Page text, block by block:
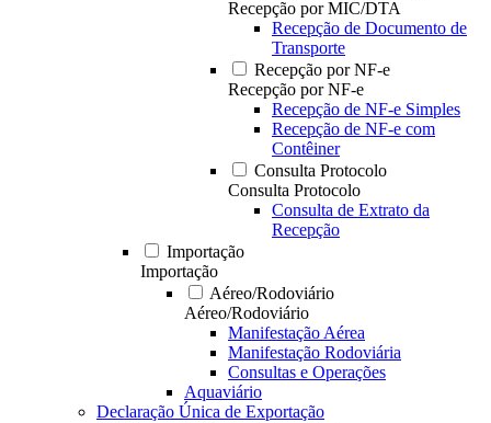
Recepção por MIC/DTA
Recepção de Documento de
Transporte
Recepção por NF-e
Recepção por NF-e
Recepção de NF-e Simples
Recepção de NF-e com
Contêiner
Consulta Protocolo
Consulta Protocolo
Consulta de Extrato da
Recepção
Importação
Importação
Aéreo/Rodoviário
Aéreo/Rodoviário
Manifestação Aérea
Manifestação Rodoviária
Consultas e Operações
Aquaviário
Declaração Única de Exportação